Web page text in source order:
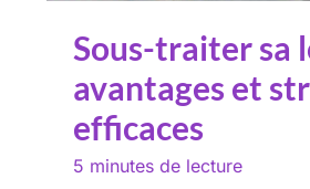
Sous-traiter sa
avantages et
efficaces
5 minutes de lecture